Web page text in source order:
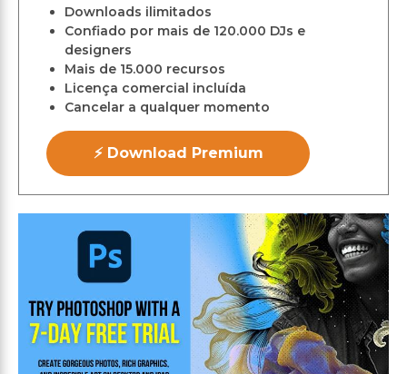
Downloads ilimitados
Confiado por mais de 120.000 DJs e
designers
Mais de 15.000 recursos
Licença comercial incluída
Cancelar a qualquer momento
⚡ Download Premium